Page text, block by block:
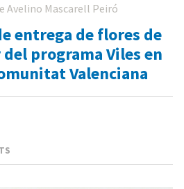
Avelino Mascarell Peiró
entrega de flores de
programa Viles en
Valenciana